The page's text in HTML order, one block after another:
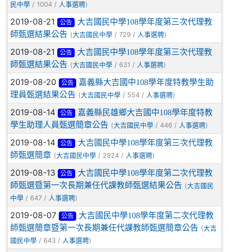
民中學 / 1004 / 人事選聘)
2019-08-21 公告
大吉國民中學108學年度第三次代理教
師甄選結果公告 (大吉國民中學 / 729 / 人事選聘)
2019-08-21 公告
大吉國民中學108學年度第三次代理教
師甄選結果公告 (大吉國民中學 / 631 / 人事選聘)
2019-08-20 公告
嘉義縣大吉國中108學年度特教學生助
理員甄選結果公告 (大吉國民中學 / 554 / 人事選聘)
2019-08-14 公告
嘉義縣民雄鄉大吉國中108學年度特教
學生助理人員甄選簡章公告 (大吉國民中學 / 446 / 人事選聘)
2019-08-14 公告
大吉國民中學108學年度第三次代理教
師甄選簡章 (大吉國民中學 / 2924 / 人事選聘)
2019-08-13 公告
大吉國民中學108學年度第二次代理教
師甄選暨第一次長期兼任代課教師甄選結果公告 (大吉國民
中學 / 647 / 人事選聘)
2019-08-07 公告
大吉國民中學108學年度第二次代理教
師甄選簡章暨第一次長期兼任代課教師甄選簡章公告 (大吉
國民中學 / 643 / 人事選聘)